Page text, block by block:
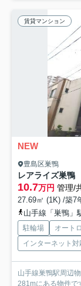
賃貸マンション
NEW
豊島区巣鴨
レアライズ巣鴨
10.7万円 管理/
27.69㎡ (1K) /築7
山手線「巣鴨」
駐輪場 オート
インターネット対
山手線巣鴨駅周辺
281mにある物件で